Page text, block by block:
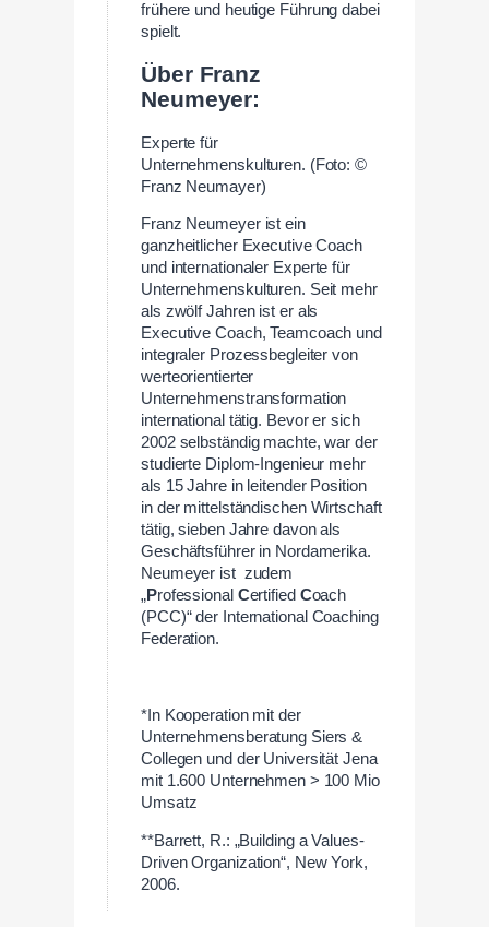
frühere und heutige Führung dabei
spielt.
Über Franz
Neumeyer:
Experte für
Unternehmenskulturen. (Foto: ©
Franz Neumayer)
Franz Neumeyer ist ein
ganzheitlicher Executive Coach
und internationaler Experte für
Unternehmenskulturen. Seit mehr
als zwölf Jahren ist er als
Executive Coach, Teamcoach und
integraler Prozessbegleiter von
werteorientierter
Unternehmenstransformation
international tätig. Bevor er sich
2002 selbständig machte, war der
studierte Diplom-Ingenieur mehr
als 15 Jahre in leitender Position
in der mittelständischen Wirtschaft
tätig, sieben Jahre davon als
Geschäftsführer in Nordamerika.
Neumeyer ist zudem
„Professional Certified Coach
(PCC)“ der International Coaching
Federation.
*In Kooperation mit der
Unternehmensberatung Siers &
Collegen und der Universität Jena
mit 1.600 Unternehmen > 100 Mio
Umsatz
**Barrett, R.: „Building a Values-
Driven Organization“, New York,
2006.